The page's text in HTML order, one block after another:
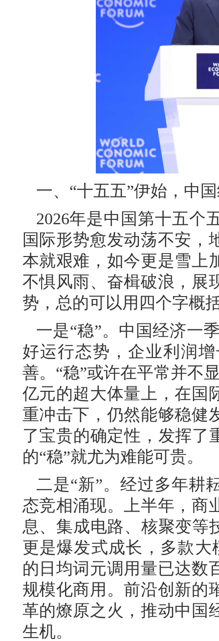
一、“十五五”伊始，中
2026年是中国第十五个
国际形势愈发动荡不安，
本就艰难，如今更是雪上
不惧风雨、奋楫破浪，展
势，总的可以用四个字概
一是“稳”。中国经济一
好运行态势，企业利润
善。“稳”或许在平常并不
亿元的超大体量上，在国
重冲击下，仍然能够稳健
了宝贵的确定性，发挥了
的“稳”就尤为难能可贵。
二是“新”。经过多年耕
态竞相涌现。上半年，商
息、集成电路、核聚变等
更是爆发式成长，多款
的日均词元调用量已达数
规模化商用。前沿创新的
革的燎原之火，推动中国
生机。